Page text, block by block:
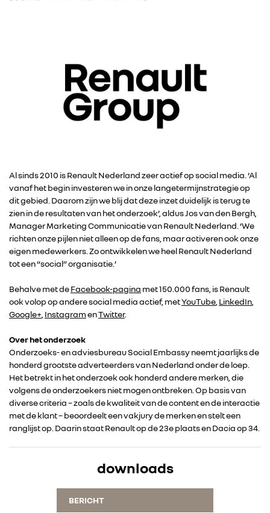
RENAULT GROUP
RENAULT
DACIA
Al sinds 2010 is Renault Nederland zeer actief op social media. ‘Al
vanaf het begin investeren we in onze langetermijnstrategie op
dit gebied. Daarom zijn we blij dat deze inzet duidelijk is terug te
zien in de resultaten van het onderzoek’, aldus Jos van den Bergh,
Manager Marketing Communicatie van Renault Nederland. ‘We
richten onze pijlen niet alleen op de fans, maar activeren ook onze
eigen medewerkers. Zo ontwikkelen we heel Renault Nederland
tot een “social” organisatie.’
Behalve met deFacebook-pagina met 150.000 fans, is Renault
ook volop op andere social media actief, metYouTube LinkedIn
Google+ InstagramenTwitter.
Over het onderzoek
Onderzoeks- en adviesbureau Social Embassy neemt jaarlijks de
honderd grootste adverteerders van Nederland onder de loep.
Het betrekt in het onderzoek ook honderd andere merken, die
volgens de onderzoekers niet mogen ontbreken. Op basis van
diverse criteria – zoals de kwaliteit van de content en de interactie
met de klant – beoordeelt een vakjury de merken en stelt een
ranglijst op. Daarin staat Renault op de 23e plaats en Dacia op 34.
downloads
BERICHT